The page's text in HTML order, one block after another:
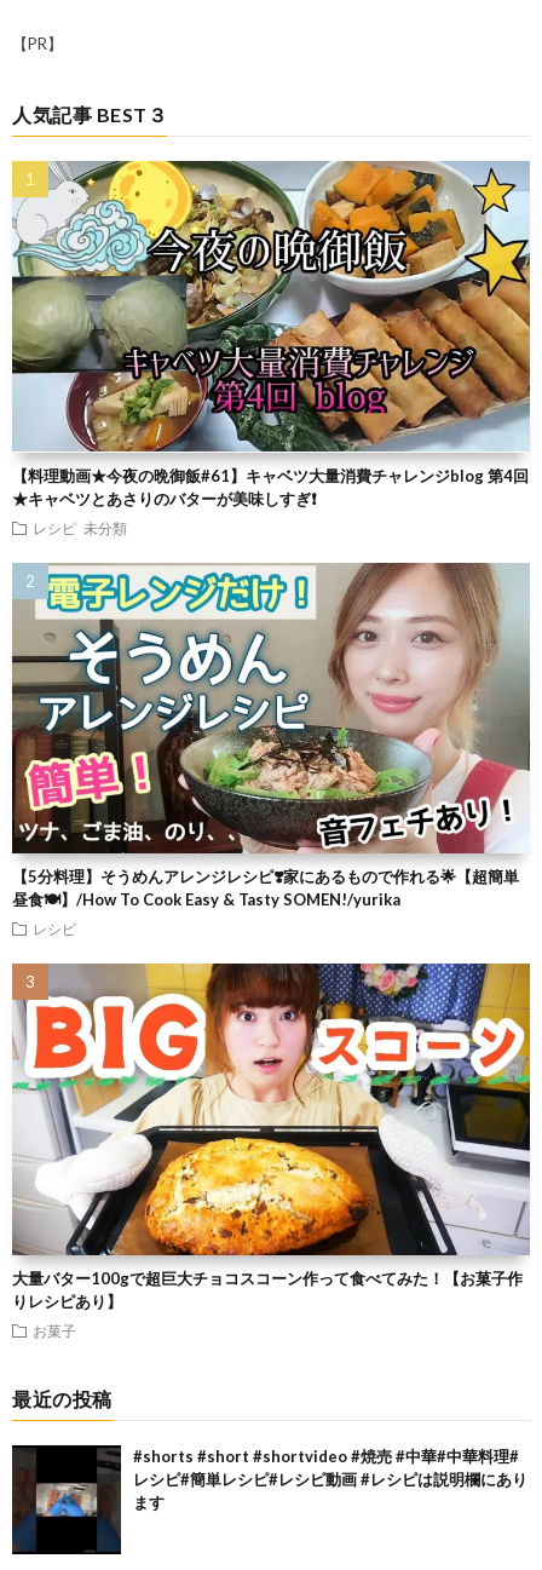
【PR】
人気記事 BEST３
【料理動画★今夜の晩御飯#61】キャベツ大量消費チャレンジblog 第4回
★キャベツとあさりのバターが美味しすぎ❗
レシピ 未分類
【5分料理】そうめんアレンジレシピ❣️家にあるもので作れる🌟【超簡単
昼食🍽】/How To Cook Easy & Tasty SOMEN!/yurika
レシピ
大量バター100gで超巨大チョコスコーン作って食べてみた！【お菓子作
りレシピあり】
お菓子
最近の投稿
#shorts #short #shortvideo #焼売 #中華#中華料理#
レシピ#簡単レシピ#レシピ動画 #レシピは説明欄にあり
ます